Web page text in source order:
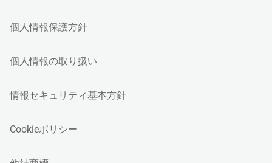
個人情報保護方針
個人情報の取り扱い
情報セキュリティ基本方針
Cookieポリシー